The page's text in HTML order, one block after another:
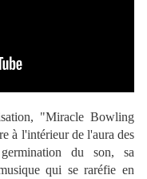
"Miracle Bowling
à l'intérieur de l'aura des
du son, sa
qui se raréfie en